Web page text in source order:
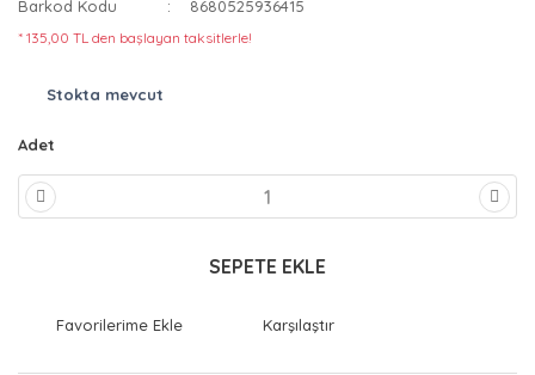
Barkod Kodu
8680525936415
* 135,00 TL den başlayan taksitlerle!
Stokta mevcut
Adet
SEPETE EKLE
Karşılaştır